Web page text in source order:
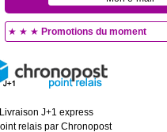
★ ★ ★ Promotions du moment
Livraison J+1 express
relais par Chronopost